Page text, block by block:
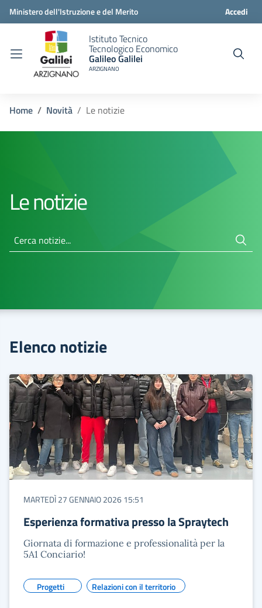
Ministero dell'Istruzione e del Merito Accedi
Istituto Tecnico
Tecnologico Economico
Galileo Galilei
ARZIGNANO
Home Novità Le notizie
Le notizie
Cerca notizie...
Elenco notizie
MARTEDÌ 27 GENNAIO 2026 15:51
Esperienza formativa presso la Spraytech
Giornata di formazione e professionalità per la
5A1 Conciario!
Progetti Relazioni con il territorio